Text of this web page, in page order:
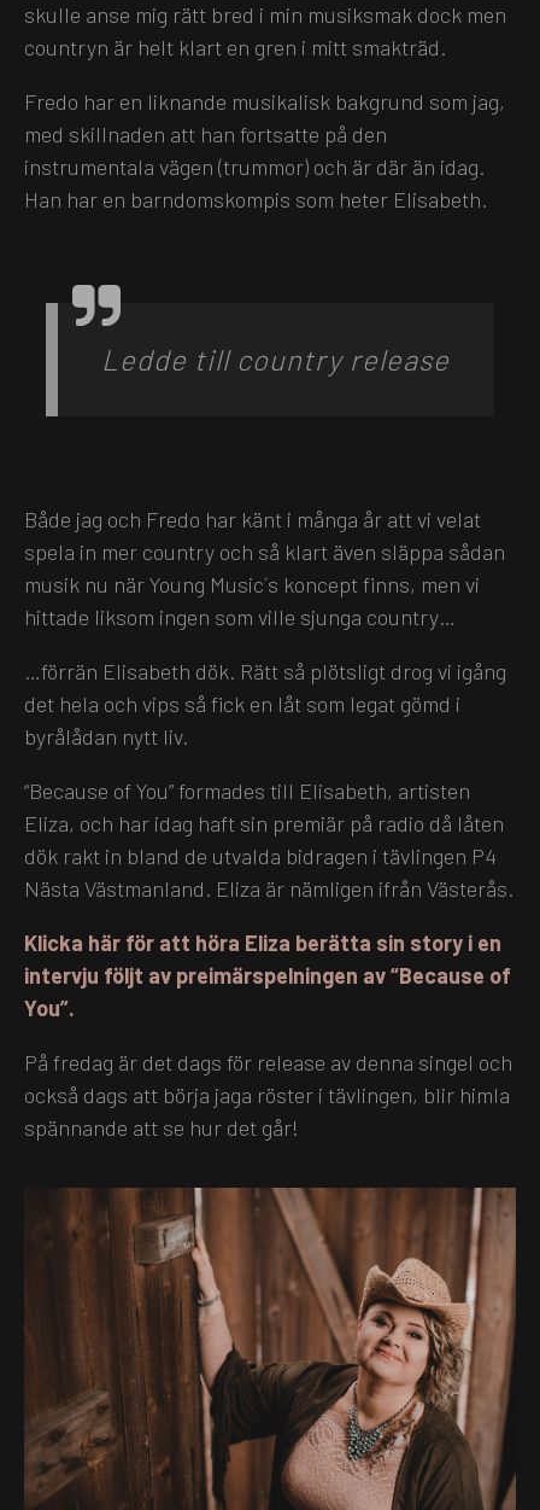
skulle anse mig rätt bred i min musiksmak dock men
countryn är helt klart en gren i mitt smakträd.
Fredo har en liknande musikalisk bakgrund som jag,
med skillnaden att han fortsatte på den
instrumentala vägen (trummor) och är där än idag.
Han har en barndomskompis som heter Elisabeth.
Ledde till country release
Både jag och Fredo har känt i många år att vi velat
spela in mer country och så klart även släppa sådan
musik nu när Young Music´s koncept finns, men vi
hittade liksom ingen som ville sjunga country…
…förrän Elisabeth dök. Rätt så plötsligt drog vi igång
det hela och vips så fick en låt som legat gömd i
byrålådan nytt liv.
“Because of You” formades till Elisabeth, artisten
Eliza, och har idag haft sin premiär på radio då låten
dök rakt in bland de utvalda bidragen i tävlingen P4
Nästa Västmanland. Eliza är nämligen ifrån Västerås.
Klicka här för att höra Eliza berätta sin story i en
intervju följt av preimärspelningen av “Because of
You”.
På fredag är det dags för release av denna singel och
också dags att börja jaga röster i tävlingen, blir himla
spännande att se hur det går!